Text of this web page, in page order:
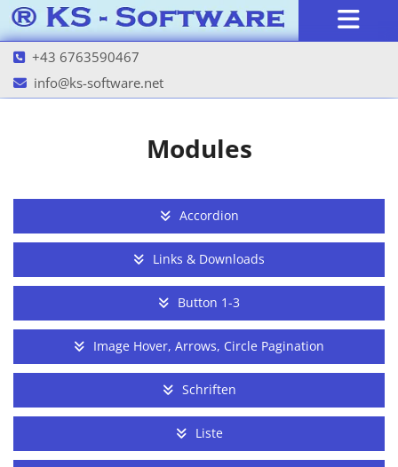
 +43 6763590467
 info@ks-software.net
Modules
Accordion
Links & Downloads
Button 1-3
Image Hover, Arrows, Circle Pagination
Schriften
Liste